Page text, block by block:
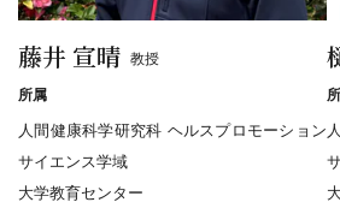
藤井 宣晴 教授
所属
人間健康科学研究科 ヘルスプロモーション
サイエンス学域
大学教育センター